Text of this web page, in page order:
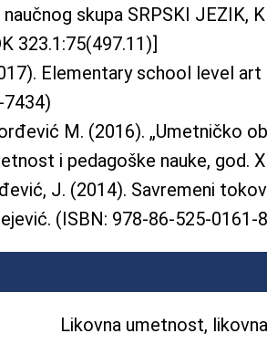
skupa SRPSKI JEZIK,
323.1:75(497.11)]
Elementary school level art
7434)
M. (2016). „Umetničko
i pedagoške nauke, god.
J. (2014). Savremeni
(ISBN: 978-86-525-0161-
Likovna umetnost,